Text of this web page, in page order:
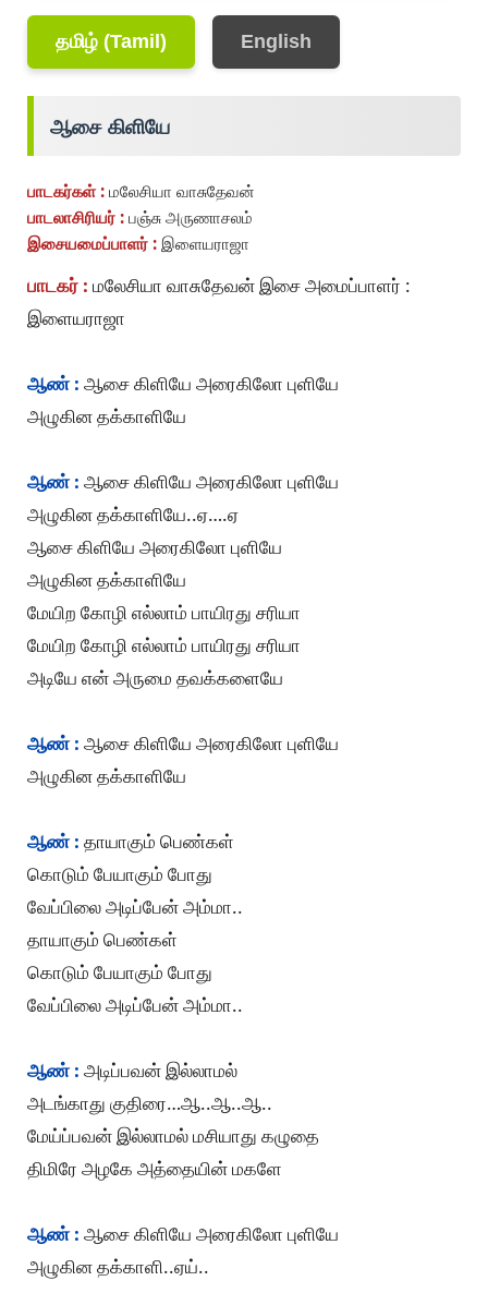
தமிழ் (Tamil) English
ஆசை கிளியே
பாடகர்கள் : மலேசியா வாசுதேவன்
பாடலாசிரியர் : பஞ்சு அருணாசலம்
இசையமைப்பாளர் : இளையராஜா
பாடகர் : மலேசியா வாசுதேவன் இசை அமைப்பாளர் :
இளையராஜா
ஆண் : ஆசை கிளியே அரைகிலோ புளியே
அழுகின தக்காளியே
ஆண் : ஆசை கிளியே அரைகிலோ புளியே
அழுகின தக்காளியே..ஏ….ஏ
ஆசை கிளியே அரைகிலோ புளியே
அழுகின தக்காளியே
மேயிற கோழி எல்லாம் பாயிரது சரியா
மேயிற கோழி எல்லாம் பாயிரது சரியா
அடியே என் அருமை தவக்களையே
ஆண் : ஆசை கிளியே அரைகிலோ புளியே
அழுகின தக்காளியே
ஆண் : தாயாகும் பெண்கள்
கொடும் பேயாகும் போது
வேப்பிலை அடிப்பேன் அம்மா..
தாயாகும் பெண்கள்
கொடும் பேயாகும் போது
வேப்பிலை அடிப்பேன் அம்மா..
ஆண் : அடிப்பவன் இல்லாமல்
அடங்காது குதிரை…ஆ..ஆ..ஆ..
மேய்ப்பவன் இல்லாமல் மசியாது கழுதை
திமிரே அழகே அத்தையின் மகளே
ஆண் : ஆசை கிளியே அரைகிலோ புளியே
அழுகின தக்காளி..ஏய்..